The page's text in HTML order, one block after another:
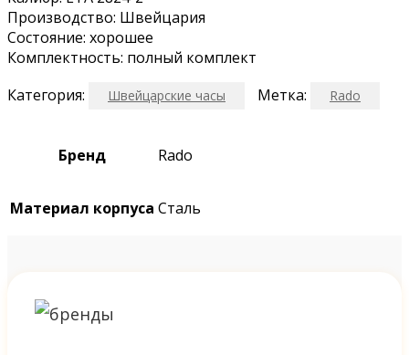
Производство: Швейцария
Состояние: хорошее
Комплектность: полный комплект
Категория:
Швейцарские часы Метка: Rado
Бренд Rado
Материал корпуса Сталь